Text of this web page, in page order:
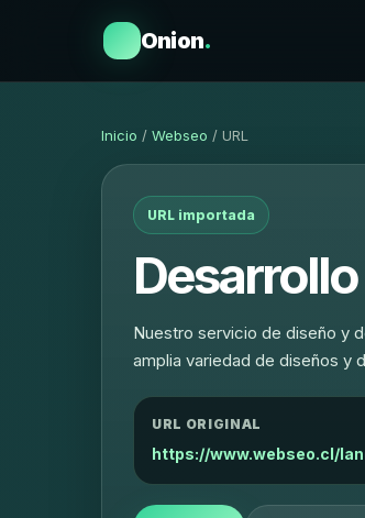
Onion.
Inicio / Webseo / URL
URL importada
Nuestro servicio de diseño y
amplia variedad de diseños y
URL ORIGINAL
https://www.webseo.cl/